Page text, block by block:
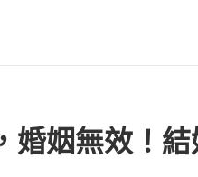
婚姻無效！